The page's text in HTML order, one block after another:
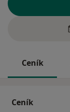
Ceník
Ceník